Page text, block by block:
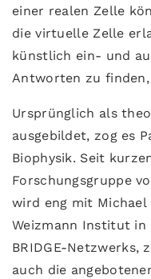
einer realen Zelle
die virtuelle Zelle
künstlich ein- und
Antworten zu finden,
Ursprünglich als
ausgebildet, zog es
Biophysik. Seit
Forschungsgruppe
wird eng mit Michael
Weizmann Institut in
BRIDGE-Netzwerks,
auch die